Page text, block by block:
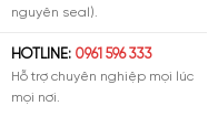
nguyên seal).
HOTLINE: 0961 596 333
Hỗ trợ chuyên nghiệp mọi lúc
mọi nơi.